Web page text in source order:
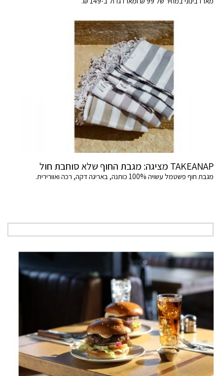
TAKEANAP מציגה: מגבת החוף שלא סוחבת חול
מגבת חוף פשטמל עשויה 100% כותנה, באריגה דקה, רכה ואוורירית.